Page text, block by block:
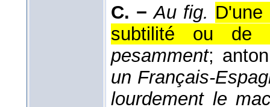
C. − Au fig. D'une
subtilité ou de
pesamment;
un Français-
lourdement le